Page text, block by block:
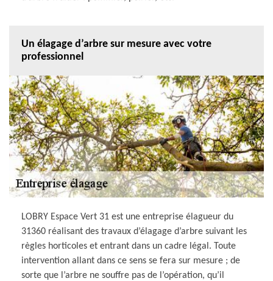
Un élagage d’arbre sur mesure avec votre
professionnel
LOBRY Espace Vert 31 est une entreprise élagueur du
31360 réalisant des travaux d’élagage d’arbre suivant les
règles horticoles et entrant dans un cadre légal. Toute
intervention allant dans ce sens se fera sur mesure ; de
sorte que l’arbre ne souffre pas de l’opération, qu’il